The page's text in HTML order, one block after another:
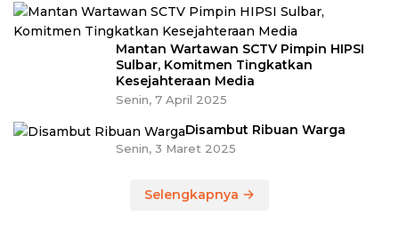
Mantan Wartawan SCTV Pimpin HIPSI
Sulbar, Komitmen Tingkatkan
Kesejahteraan Media
Senin, 7 April 2025
Disambut Ribuan Warga
Senin, 3 Maret 2025
Selengkapnya